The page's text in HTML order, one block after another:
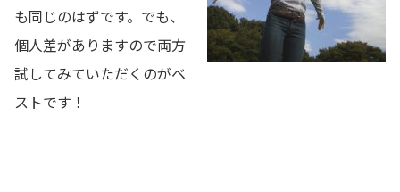
も同じのはずです。でも、
個人差がありますので両方
試してみていただくのがベ
ストです！